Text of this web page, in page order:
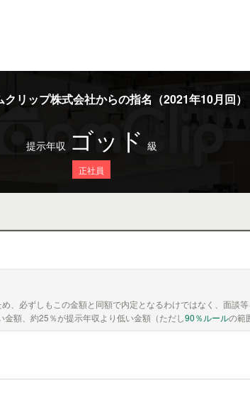
クリップ株式会社からの指名（2021年10月回）
提示年収 ゴッド 級
正社員
必ずしもこの金額と同額で内定となるわけではなく、面談等
額、約25％が提示年収より低い金額（ただし90％ルールの範